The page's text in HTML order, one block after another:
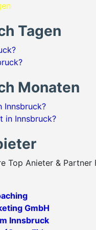
Tagen
Monaten
Innsbruck?
in Innsbruck?
Top Anieter & Partner
GmbH
Innsbruck